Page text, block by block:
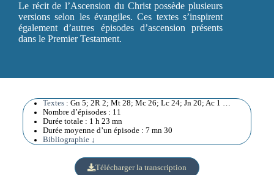
Le récit de l’Ascension du Christ possède plusieurs
versions selon les évangiles. Ces textes s’inspirent
également d’autres épisodes d’ascension présents
dans le Premier Testament.
Textes: Gn 5; 2R 2; Mt 28; Mc 26; Lc 24; Jn 20; Ac 1 …
Nombre d’épisodes : 11
Durée totale : 1 h 23 mn
Durée moyenne d’un épisode : 7 mn 30
Bibliographie ↓
Télécharger la transcription